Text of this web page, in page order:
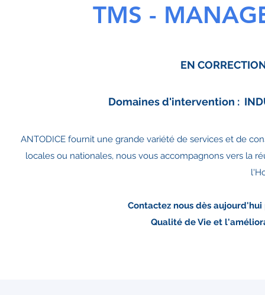
TMS -
EN
Domaines d'intervention :
ANTODICE fournit une grande variété de services et de
locales ou nationales, nous vous accompagnons vers la
Contactez nousdès aujourd'hui
Qualité de Vie et